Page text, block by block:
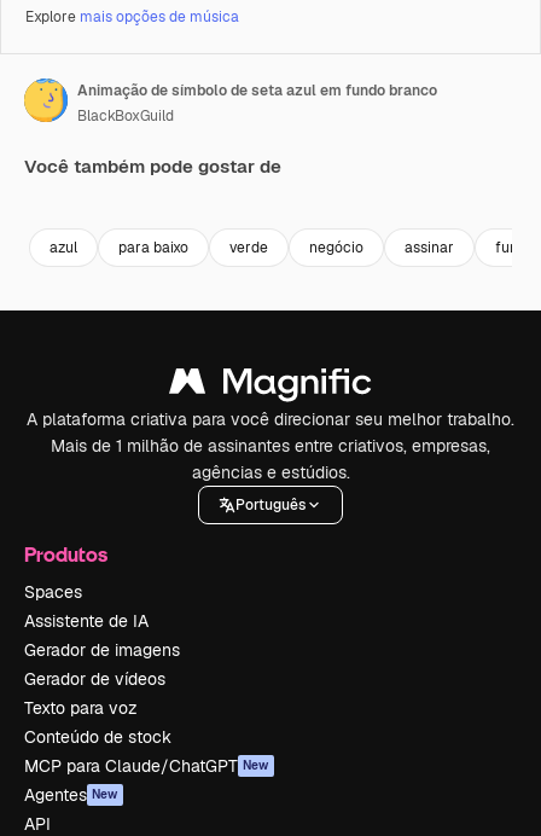
Explore mais opções de música
Animação de símbolo de seta azul em fundo branco
BlackBoxGuild
Você também pode gostar de
azul para baixo verde negócio assinar fundo
A plataforma criativa para você direcionar seu melhor trabalho.
Mais de 1 milhão de assinantes entre criativos, empresas,
agências e estúdios.
Português
Produtos
Spaces
Assistente de IA
Gerador de imagens
Gerador de vídeos
Texto para voz
Conteúdo de stock
MCP para Claude/ChatGPT New
Agentes New
API